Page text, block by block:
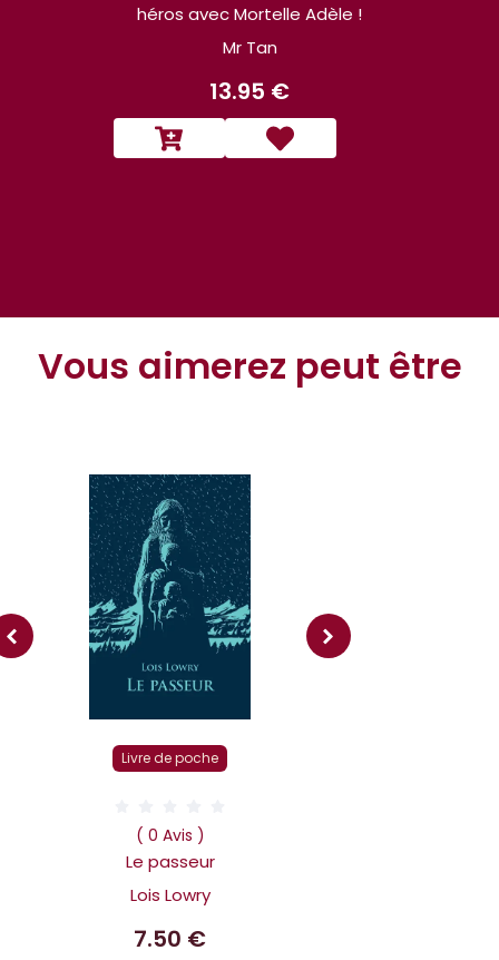
héros avec Mortelle Adèle !
Mr Tan
13.95 €
Vous aimerez peut être
Livre de poche
( 0 Avis )
Le passeur
Lois Lowry
7.50 €